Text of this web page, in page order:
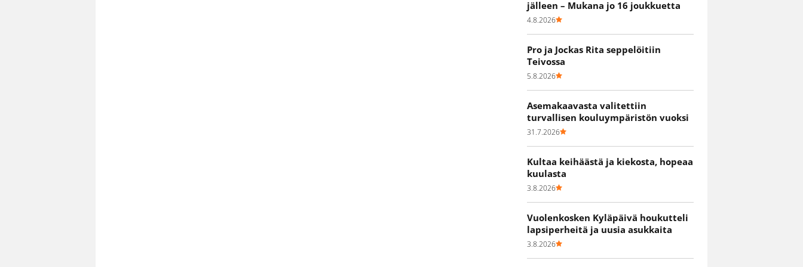
jälleen – Mukana jo 16 joukkuetta
4.8.2026
Pro ja Jockas Rita seppelöitiin
Teivossa
5.8.2026
Asemakaavasta valitettiin
turvallisen kouluympäristön vuoksi
31.7.2026
Kultaa keihäästä ja kiekosta, hopeaa
kuulasta
3.8.2026
Vuolenkosken Kyläpäivä houkutteli
lapsiperheitä ja uusia asukkaita
3.8.2026